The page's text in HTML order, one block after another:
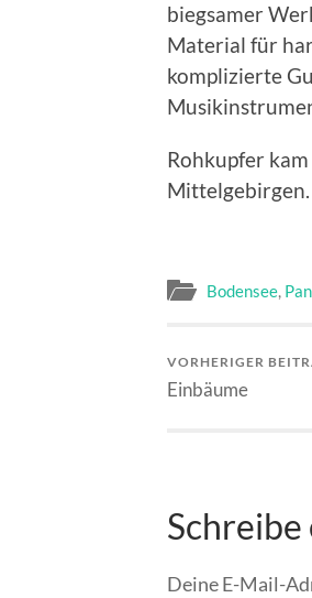
biegsamer
Material für
komplizierte
Rohkupfer
Mittelgebirgen.
Bodensee,
VORHERIGER
Einbäume
Deine E-Mail-